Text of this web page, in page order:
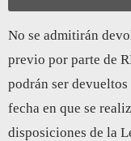
No se admitirán
previo por parte de
podrán ser
fecha en que se
disposiciones de la